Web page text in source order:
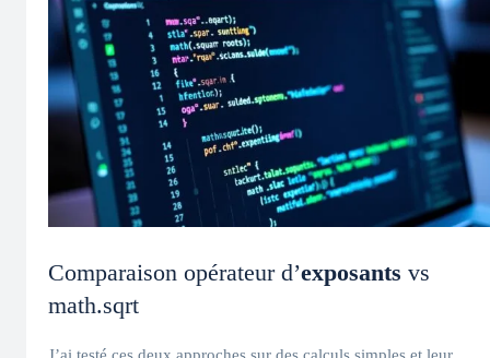
Comparaison opérateur d’exposants vs
math.sqrt